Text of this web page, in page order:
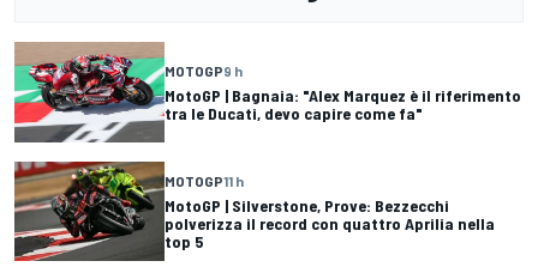
MOTOGP9 h
MotoGP | Bagnaia: "Alex Marquez è il riferimento
tra le Ducati, devo capire come fa"
MOTOGP11 h
MotoGP | Silverstone, Prove: Bezzecchi
polverizza il record con quattro Aprilia nella
top 5